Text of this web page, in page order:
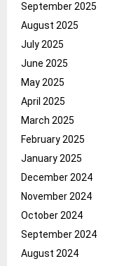
September 2025
August 2025
July 2025
June 2025
May 2025
April 2025
March 2025
February 2025
January 2025
December 2024
November 2024
October 2024
September 2024
August 2024